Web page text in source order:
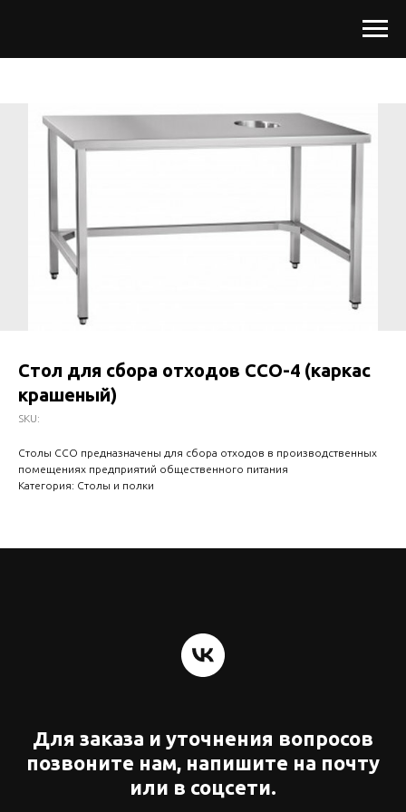
Стол для сбора отходов ССО-4 (каркас
крашеный)
SKU:
Столы ССО предназначены для сбора отходов в производственных
помещениях предприятий общественного питания
Категория: Столы и полки
Для заказа и уточнения вопросов
позвоните нам, напишите на почту
или в соцсети.